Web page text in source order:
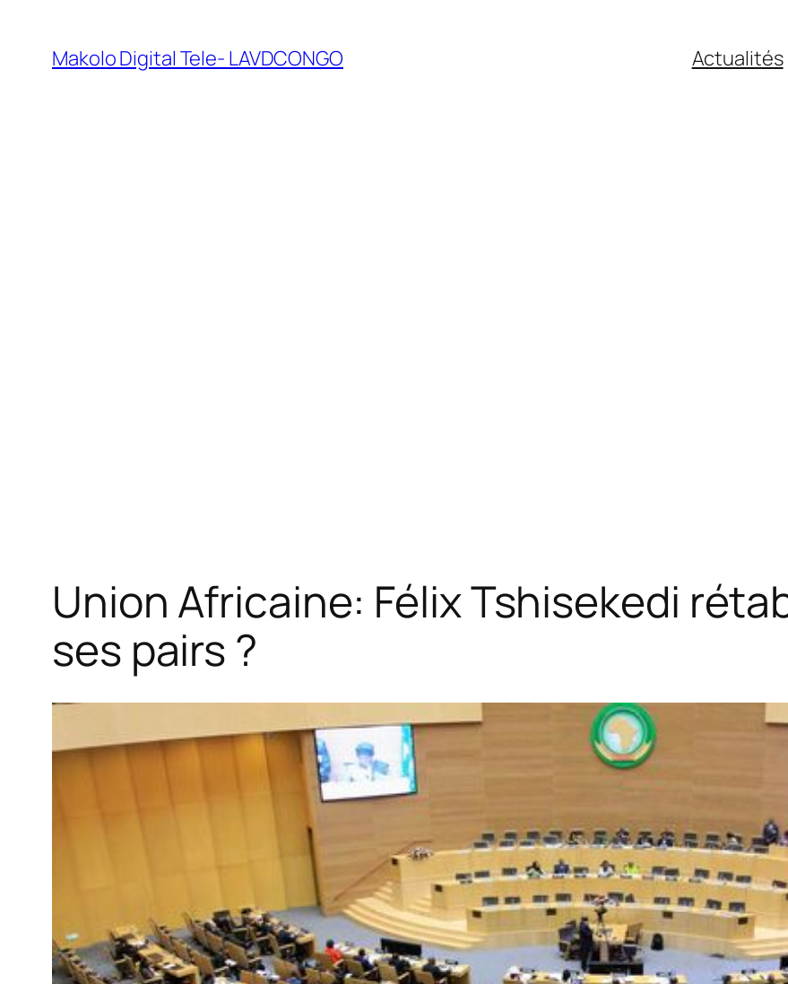
Makolo Digital Tele- LAVDCONGO Actualités
Union Africaine: Félix Tshisekedi
ses pairs ?